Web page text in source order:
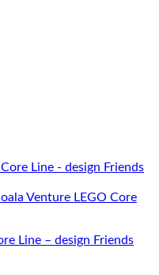
Line – design Friends